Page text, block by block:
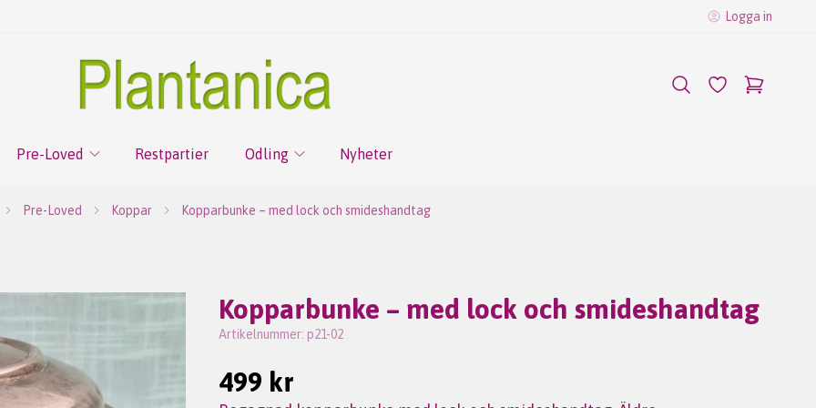
Logga in
Pre-Loved Restpartier Odling Nyheter
Pre-Loved Koppar Kopparbunke – med lock och smideshandtag
Kopparbunke – med lock och smideshandtag
Artikelnummer: p21-02
499 kr